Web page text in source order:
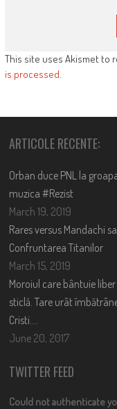
This site uses Akismet to
is processed.
ARTICOLE RECENTE:
Orban duce PNL la
muzica #Rezist
March 19, 2019
Rares versus Mandachi
Confruntarea Titanilor
March 15, 2019
Moroiul care bântuie
sticlă. Tare urât
Cristi….
June 20, 2017
TWITTER FEED
Could not authenticate